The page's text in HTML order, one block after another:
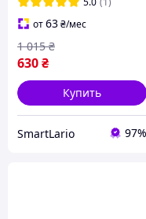
от63₴/мес
630₴
1 015 ₴
Купить
SmartLario 97%